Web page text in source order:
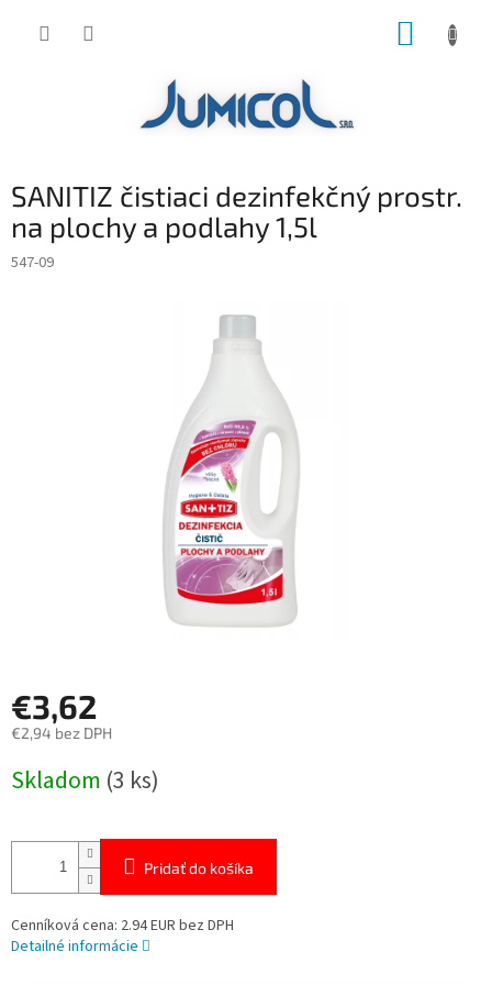
SANITIZ čistiaci dezinfekčný prostr.
na plochy a podlahy 1,5l
547-09
€3,62
€2,94 bez DPH
cena:
Skladom (3 ks)
Pridať do košíka
Cenníková cena: 2.94 EUR bez DPH
Detailné informácie